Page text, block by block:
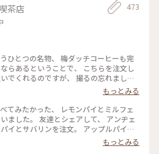
茶店 473
らあるということで、 こちらを注文し
かったです。 #angeluse#アン
ダッチコーヒー
もっとみる
ました。 友達とシェアして、 アンヂェ
バリンを注文。 アップルパイ
しみしみでした。 #angeluse#ア
ェ#ケーキ#アップルパイ#サバリン
もっとみる